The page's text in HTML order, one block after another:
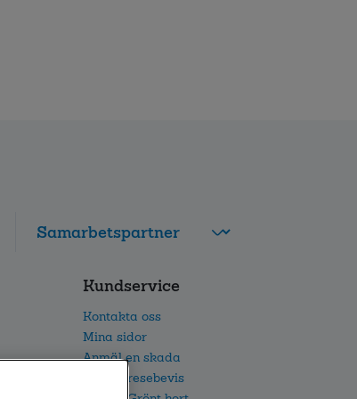
Tjänstepension
grupp
Leverantörswebb
Kundservice
Kontakta oss
Mina sidor
Anmäl en skada
Beställ resebevis